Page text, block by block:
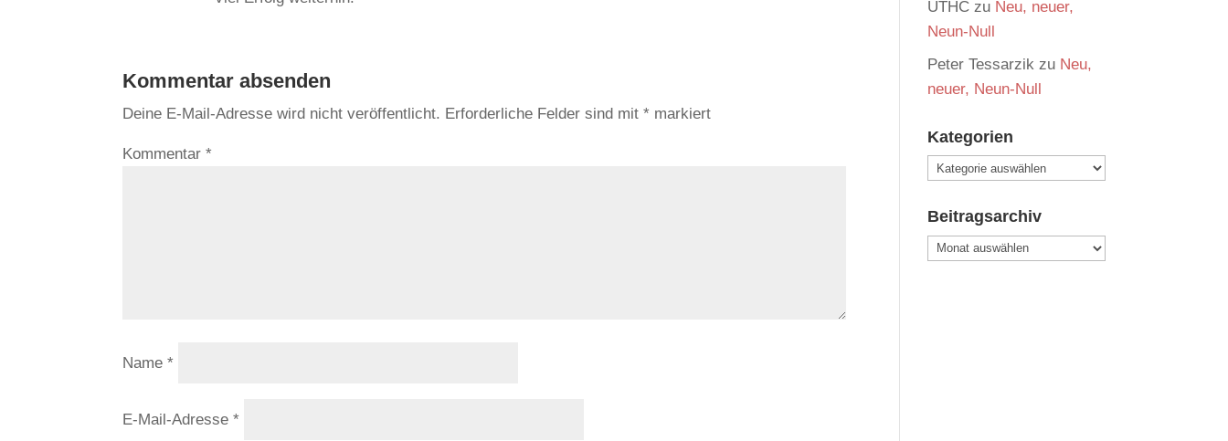
Kommentar absenden
Deine E-Mail-Adresse wird nicht veröffentlicht. Erforderliche Felder sind mit* markiert
Kommentar*
Name*
E-Mail-Adresse*
UTHC zu Neu, neuer,
Neun-Null
Peter Tessarzik zu Neu,
neuer, Neun-Null
Kategorien
Kategorien
Beitragsarchiv
Beitragsarchiv